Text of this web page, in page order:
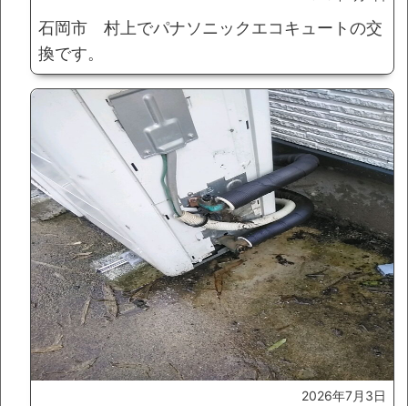
石岡市 村上でパナソニックエコキュートの交
換です。
2026年7月3日